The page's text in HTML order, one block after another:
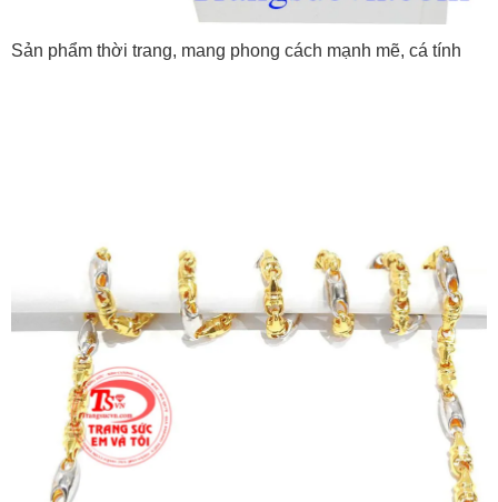
Sản phẩm thời trang, mang phong cách mạnh mẽ, cá tính